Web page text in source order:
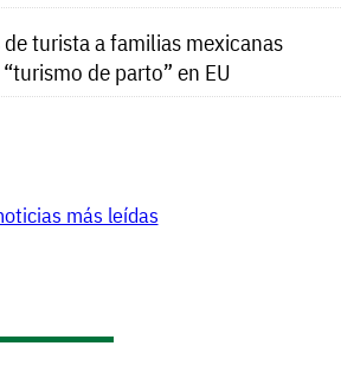
de turista a familias mexicanas
de parto” en EU
más leídas